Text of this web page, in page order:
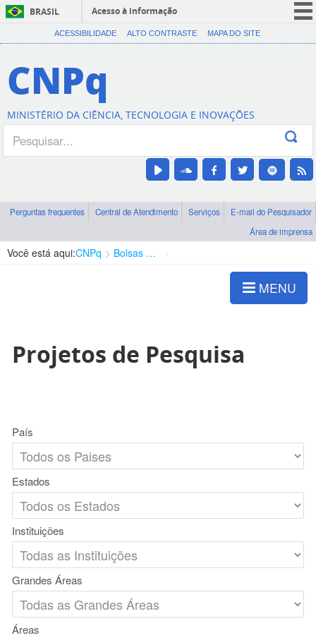
BRASIL
Acesso à informação
CORONAVÍRUS (COVID-19)
Canais
ACESSIBILIDADE ALTO CONTRASTE MAPA DO SITE
CNPq
MINISTÉRIO DA CIÊNCIA, TECNOLOGIA E INOVAÇÕES
Perguntas frequentes Central de Atendimento Serviços
E-mail do Pesquisador
Área de imprensa
Você está aqui:CNPq Bolsas e Auxílios Vigentes
MENU
Projetos de Pesquisa
País
Estados
Instituições
Grandes Áreas
Áreas